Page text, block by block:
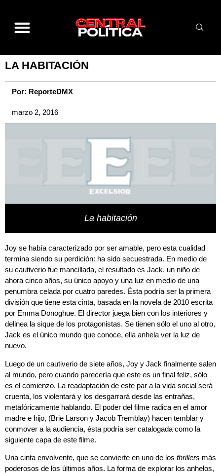
LA HABITACIÓN
Por: ReporteDMX
marzo 2, 2016
La habitación
Joy se había caracterizado por ser amable, pero esta cualidad
termina siendo su perdición: ha sido secuestrada. En medio de
su cautiverio fue mancillada, el resultado es Jack, un niño de
ahora cinco años, su único apoyo y una luz en medio de una
penumbra celada por cuatro paredes. Ésta podría ser la primera
división que tiene esta cinta, basada en la novela de 2010 escrita
por Emma Donoghue. El director juega bien con los interiores y
delinea la sique de los protagonistas. Se tienen sólo el uno al otro,
Jack es el único mundo que conoce, ella anhela ver la luz de
nuevo.
Luego de un cautiverio de siete años, Joy y Jack finalmente salen
al mundo, pero cuando parecería que este es un final feliz, sólo
es el comienzo. La readaptación de este par a la vida social será
cruenta, los violentará y los desgarrará desde las entrañas,
metafóricamente hablando. El poder del filme radica en el amor
madre e hijo, (Brie Larson y Jacob Tremblay) hacen temblar y
conmover a la audiencia, ésta podría ser catalogada como la
siguiente capa de este filme.
Una cinta envolvente, que se convierte en uno de los thrillers más
poderosos de los últimos años. La forma de explorar los anhelos,